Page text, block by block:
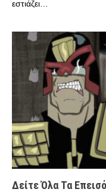
εστιάζει…
Δείτε Όλα Τα